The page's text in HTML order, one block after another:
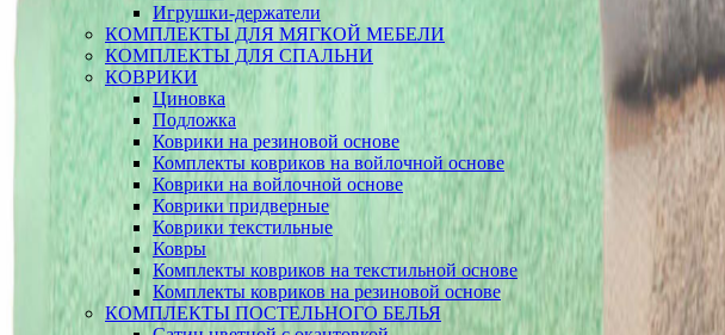
Игрушки-держатели
КОМПЛЕКТЫ ДЛЯ МЯГКОЙ МЕБЕЛИ
КОМПЛЕКТЫ ДЛЯ СПАЛЬНИ
КОВРИКИ
Циновка
Подложка
Коврики на резиновой основе
Комплекты ковриков на войлочной основе
Коврики на войлочной основе
Коврики придверные
Коврики текстильные
Ковры
Комплекты ковриков на текстильной основе
Комплекты ковриков на резиновой основе
КОМПЛЕКТЫ ПОСТЕЛЬНОГО БЕЛЬЯ